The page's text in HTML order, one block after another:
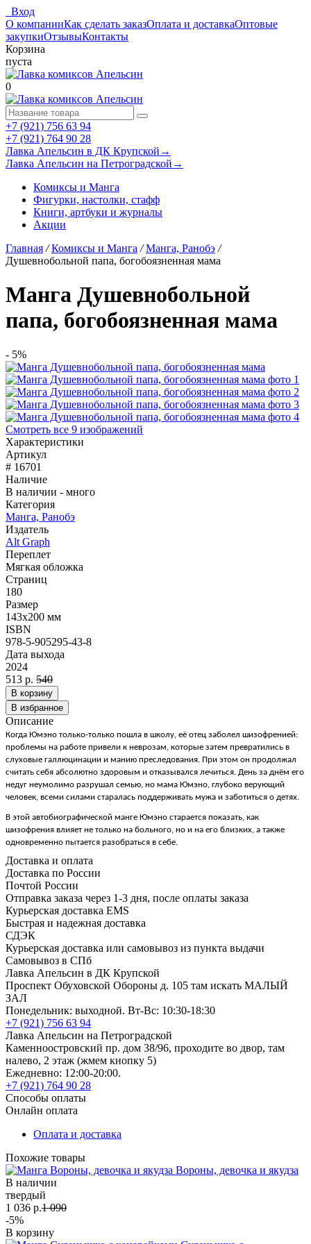
Вход
О компанииКак сделать заказОплата и доставкаОптовые
закупкиОтзывыКонтакты
Корзина
пуста
0
+7 (921) 756 63 94
+7 (921) 764 90 28
Лавка Апельсин в ДК Крупской →
Лавка Апельсин на Петроградской →
Комиксы и Манга
Фигурки, настолки, стафф
Книги, артбуки и журналы
Акции
Главная / Комиксы и Манга / Манга, Ранобэ /
Душевнобольной папа, богобоязненная мама
Манга Душевнобольной
папа, богобоязненная мама
- 5%
Смотреть все 9 изображений
Характеристики
Артикул
# 16701
Наличие
В наличии - много
Категория
Манга, Ранобэ
Издатель
Alt Graph
Переплет
Мягкая обложка
Страниц
180
Размер
143х200 мм
ISBN
978-5-905295-43-8
Дата выхода
2024
513 р. 540
В корзину
В избранное
Описание
Когда Юмэно только-только пошла в школу, её отец заболел шизофренией:
проблемы на работе привели к неврозам, которые затем превратились в
слуховые галлюцинации и манию преследования. При этом он продолжал
считать себя абсолютно здоровым и отказывался лечиться. День за днём его
недуг неумолимо разрушал семью, но мама Юмэно, глубоко верующий
человек, всеми силами старалась поддерживать мужа и заботиться о детях.
В этой автобиографической манге Юмэно старается показать, как
шизофрения влияет не только на больного, но и на его близких, а также
одновременно пытается разобраться в себе.
Доставка и оплата
Доставка по России
Почтой России
Отправка заказа через 1-3 дня, после оплаты заказа
Курьерская доставка EMS
Быстрая и надежная доставка
СДЭК
Курьерская доставка или самовывоз из пункта выдачи
Самовывоз в СПб
Лавка Апельсин в ДК Крупской
Проспект Обуховской Обороны д. 105 там искать МАЛЫЙ
ЗАЛ
Понедельник: выходной. Вт-Вс: 10:30-18:30
+7 (921) 756 63 94
Лавка Апельсин на Петроградской
Каменноостровский пр. дом 38/96, проходите во двор, там
налево, 2 этаж (жмем кнопку 5)
Ежедневно: 12:00-20:00.
+7 (921) 764 90 28
Способы оплаты
Онлайн оплата
Оплата и доставка
Похожие товары
Вороны, девочка и якудза
В наличии
твердый
1 036 р.1 090
-5%
В корзину